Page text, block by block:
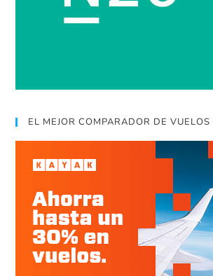
EL MEJOR COMPARADOR DE VUELOS